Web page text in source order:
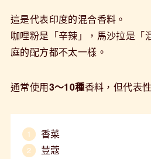
這是代表印度的混合香料。
咖哩粉是「辛辣」，馬沙拉是「
庭的配方都不太一樣。
通常使用3〜10種香料，但代表
香菜
荳蔻